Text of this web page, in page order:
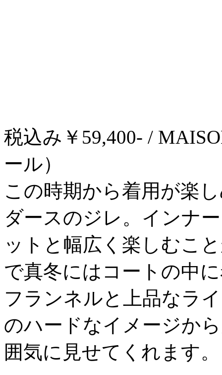
税込み￥59,400- /
ール）
この時期から着用が楽
ダースのジレ。インナ
ットと幅広く楽しむこ
で真冬にはコートの中
フランネルと上品なラ
のハードなイメージか
囲気に見せてくれます。